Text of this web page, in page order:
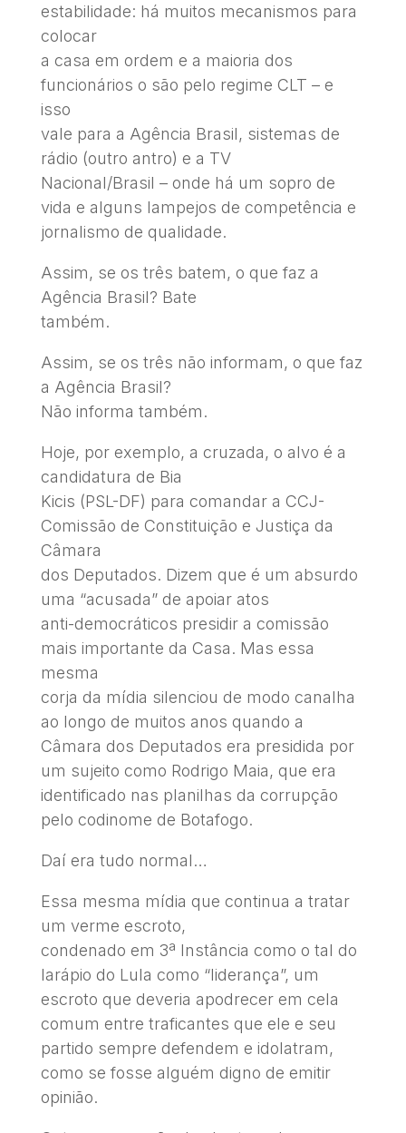
estabilidade: há muitos mecanismos para
colocar
a casa em ordem e a maioria dos
funcionários o são pelo regime CLT – e
isso
vale para a Agência Brasil, sistemas de
rádio (outro antro) e a TV
Nacional/Brasil – onde há um sopro de
vida e alguns lampejos de competência e
jornalismo de qualidade.
Assim, se os três batem, o que faz a
Agência Brasil? Bate
também.
Assim, se os três não informam, o que faz
a Agência Brasil?
Não informa também.
Hoje, por exemplo, a cruzada, o alvo é a
candidatura de Bia
Kicis (PSL-DF) para comandar a CCJ-
Comissão de Constituição e Justiça da
Câmara
dos Deputados. Dizem que é um absurdo
uma “acusada” de apoiar atos
anti-democráticos presidir a comissão
mais importante da Casa. Mas essa
mesma
corja da mídia silenciou de modo canalha
ao longo de muitos anos quando a
Câmara dos Deputados era presidida por
um sujeito como Rodrigo Maia, que era
identificado nas planilhas da corrupção
pelo codinome de Botafogo.
Daí era tudo normal…
Essa mesma mídia que continua a tratar
um verme escroto,
condenado em 3ª Instância como o tal do
larápio do Lula como “liderança”, um
escroto que deveria apodrecer em cela
comum entre traficantes que ele e seu
partido sempre defendem e idolatram,
como se fosse alguém digno de emitir
opinião.